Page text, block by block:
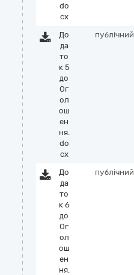
do
cx
До
да
то
к 5
до
Ог
ол
ош
ен
ня.
do
cx
публічний
До
да
то
к 6
до
Ог
ол
ош
ен
ня.
публічний